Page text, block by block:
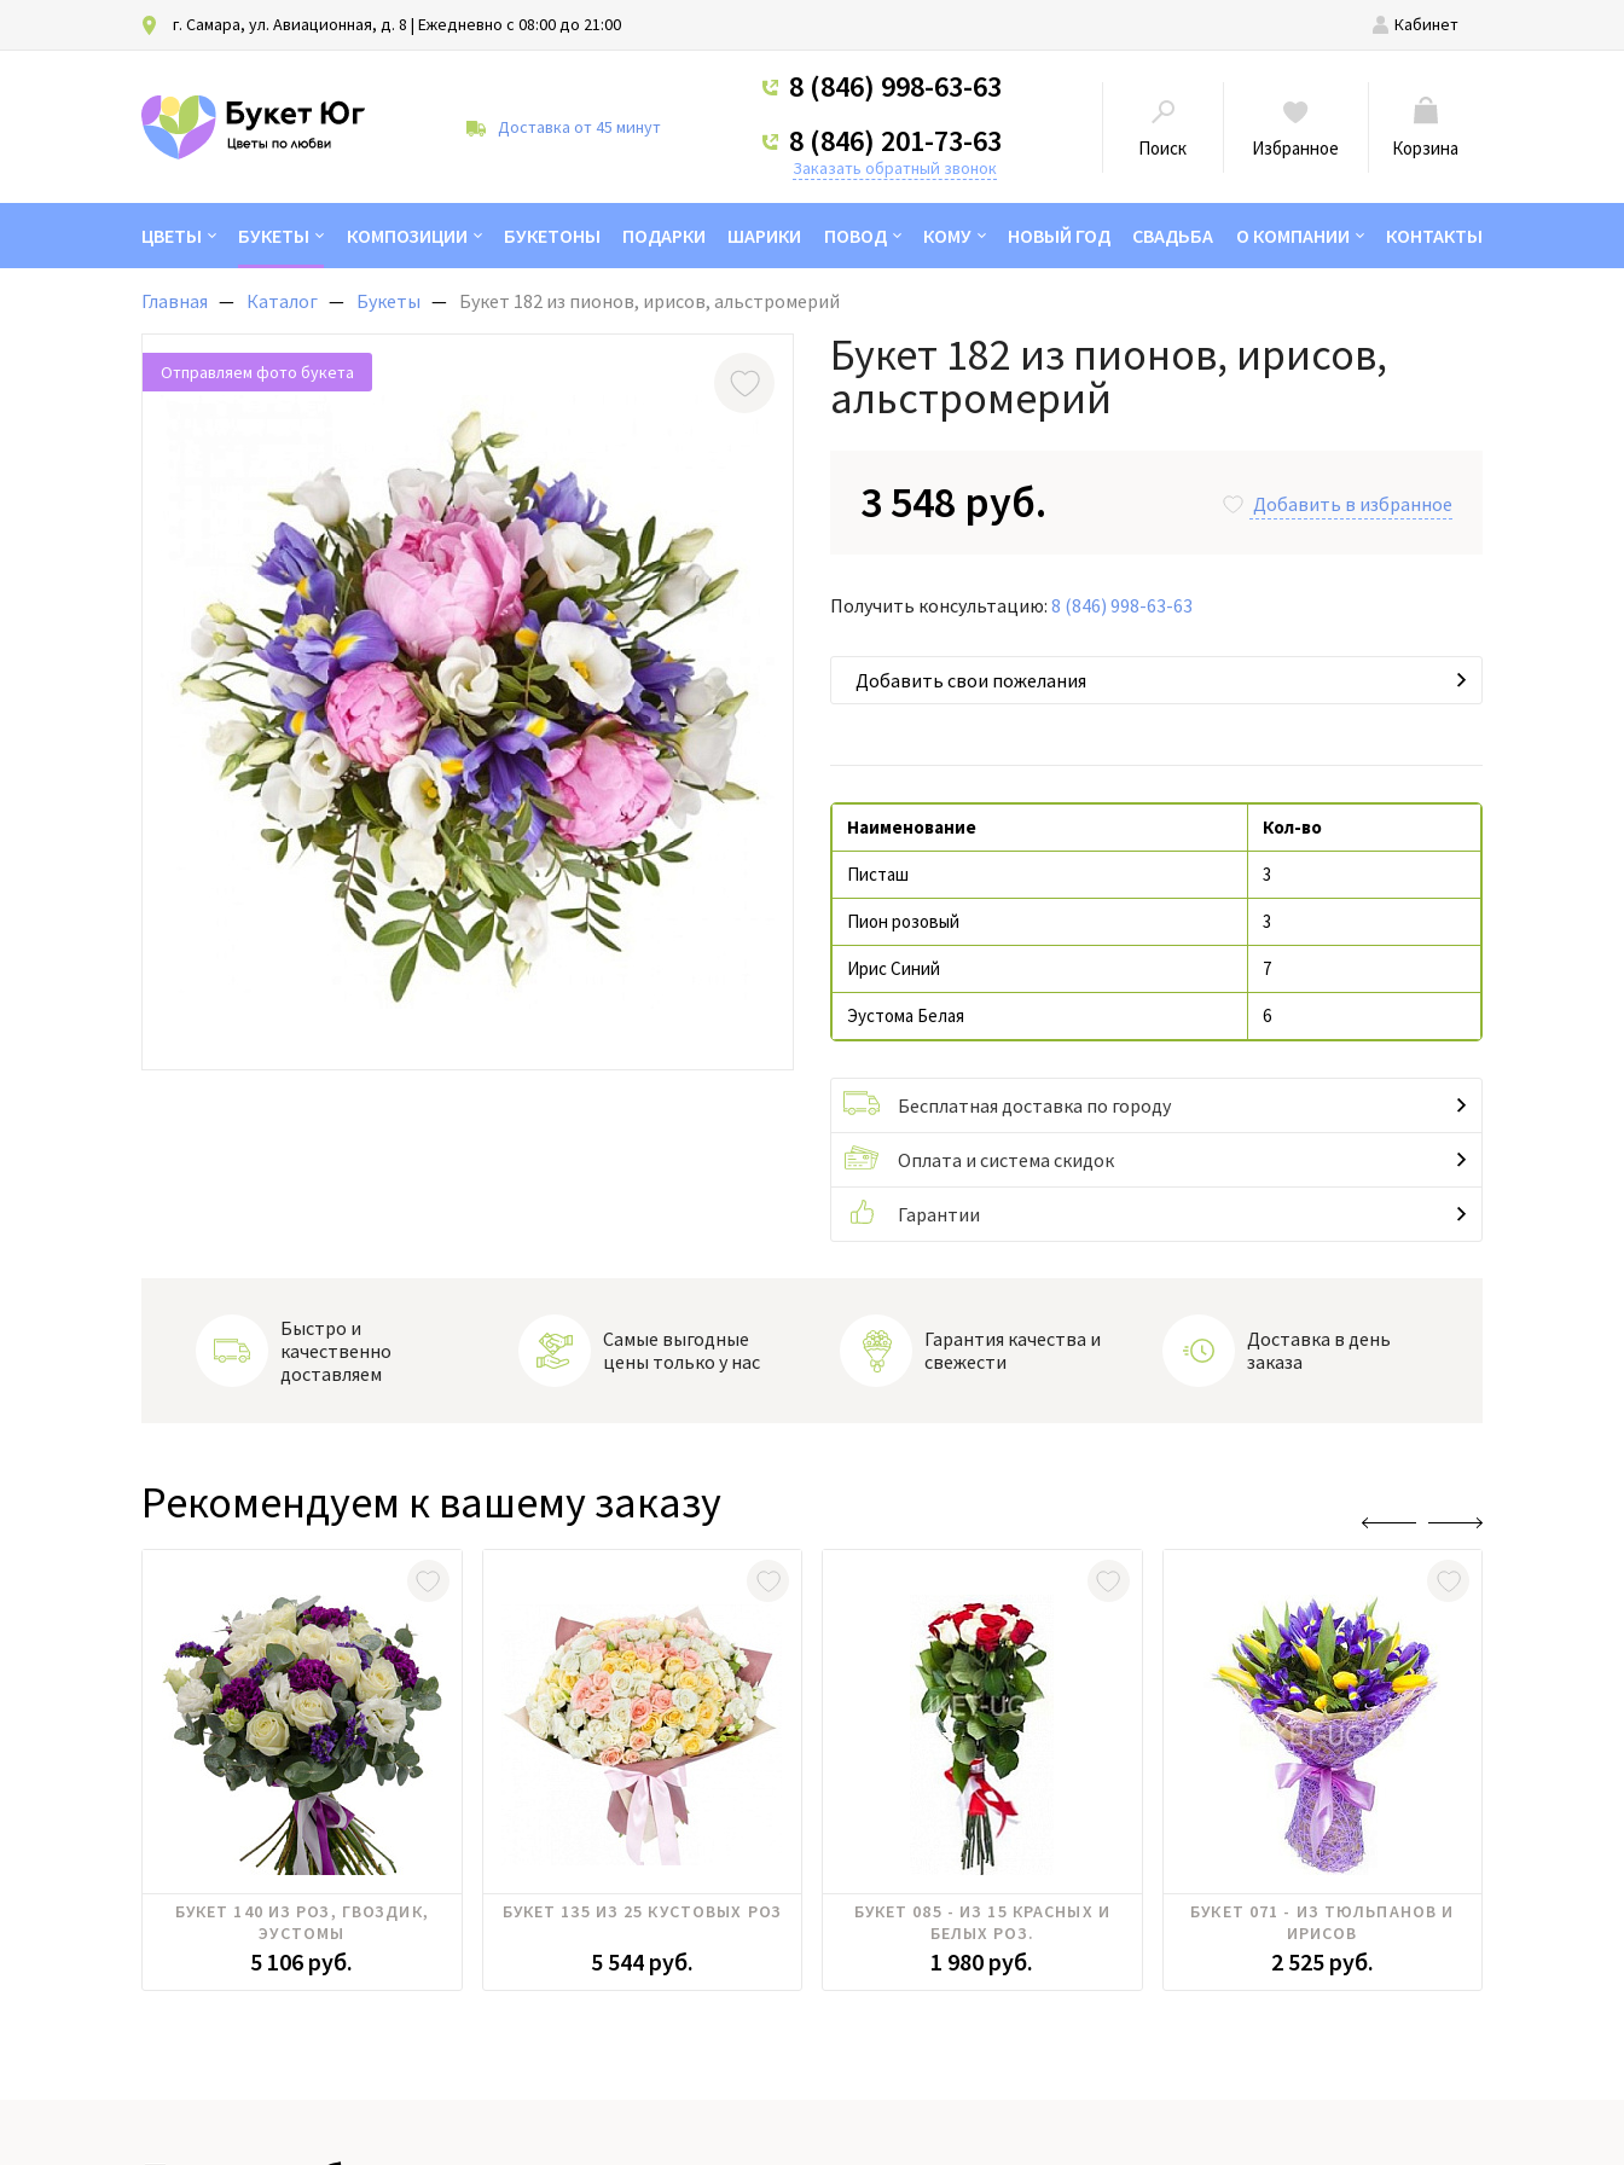
г. Самара, ул. Авиационная, д. 8 | Ежедневно с 08:00 до 21:00 Кабинет
Доставка от 45 минут
8 (846) 998-63-63
8 (846) 201-73-63
Заказать обратный звонок
Поиск Избранное Корзина
ЦВЕТЫ БУКЕТЫ КОМПОЗИЦИИ БУКЕТОНЫ ПОДАРКИ ШАРИКИ ПОВОД КОМУ НОВЫЙ ГОД СВАДЬБА О КОМПАНИИ КОНТАКТЫ
Главная Каталог Букеты Букет 182 из пионов, ирисов, альстромерий
Отправляем фото букета
Букет 182 из пионов, ирисов,
альстромерий
3 548 руб.
Добавить в избранное
Получить консультацию: 8 (846) 998-63-63
Добавить свои пожелания
Наименование Кол-во
Писташ 3
Пион розовый 3
Ирис Синий 7
Эустома Белая 6
Бесплатная доставка по городу
Оплата и система скидок
Гарантии
Быстро и
качественно
доставляем
Самые выгодные
цены только у нас
Гарантия качества и
свежести
Доставка в день
заказа
Рекомендуем к вашему заказу
БУКЕТ 140 ИЗ РОЗ, ГВОЗДИК,
ЭУСТОМЫ
5 106 руб.
Роза кустовая
БУКЕТ 135 ИЗ 25 КУСТОВЫХ РОЗ
5 544 руб.
Розы российские
БУКЕТ 085 - ИЗ 15 КРАСНЫХ И
БЕЛЫХ РОЗ.
1 980 руб.
Ирисы, Тюльпаны
БУКЕТ 071 - ИЗ ТЮЛЬПАНОВ И
ИРИСОВ
2 525 руб.